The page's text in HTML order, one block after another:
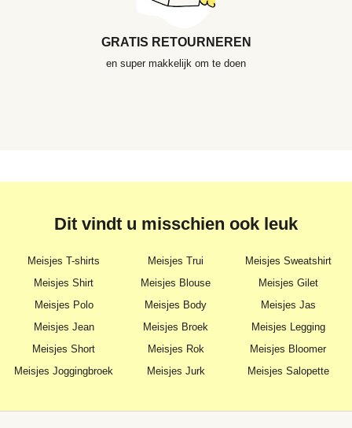
GRATIS RETOURNEREN
en super makkelijk om te doen
Dit vindt u misschien ook leuk
Meisjes T-shirts Meisjes Trui
Meisjes Sweatshirt
Meisjes Shirt
Meisjes Blouse
Meisjes Gilet
Meisjes Polo
Meisjes Body
Meisjes Jas
Meisjes Jean
Meisjes Broek
Meisjes Legging
Meisjes Short
Meisjes Rok
Meisjes Bloomer
Meisjes Joggingbroek
Meisjes Jurk Meisjes Salopette